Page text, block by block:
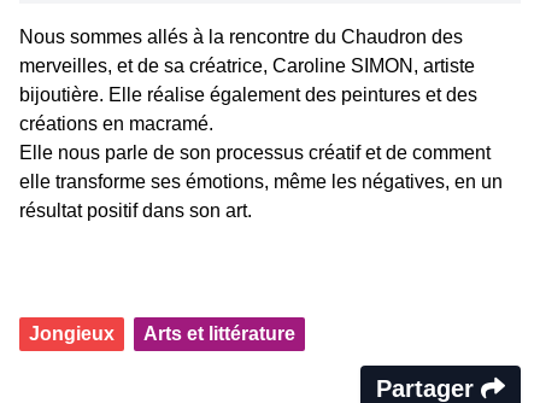
Nous sommes allés à la rencontre du Chaudron des
merveilles, et de sa créatrice, Caroline SIMON, artiste
bijoutière. Elle réalise également des peintures et des
créations en macramé.
Elle nous parle de son processus créatif et de comment
elle transforme ses émotions, même les négatives, en un
résultat positif dans son art.
Jongieux Arts et littérature
Partager